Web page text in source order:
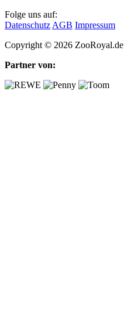
Folge uns auf:
Datenschutz AGB Impressum
Copyright © 2026 ZooRoyal.de
Partner von: